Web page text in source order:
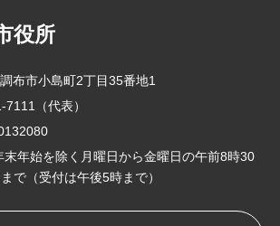
役所
布市小島町2丁目35番地1
（代表）
末年始を除く月曜日から金曜日の午前8時30
で（受付は午後5時まで）